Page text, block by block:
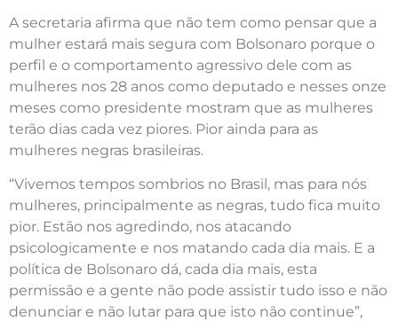
A secretaria afirma que não tem como pensar que a
mulher estará mais segura com Bolsonaro porque o
perfil e o comportamento agressivo dele com as
mulheres nos 28 anos como deputado e nesses onze
meses como presidente mostram que as mulheres
terão dias cada vez piores. Pior ainda para as
mulheres negras brasileiras.
“Vivemos tempos sombrios no Brasil, mas para nós
mulheres, principalmente as negras, tudo fica muito
pior. Estão nos agredindo, nos atacando
psicologicamente e nos matando cada dia mais. E a
política de Bolsonaro dá, cada dia mais, esta
permissão e a gente não pode assistir tudo isso e não
denunciar e não lutar para que isto não continue”,